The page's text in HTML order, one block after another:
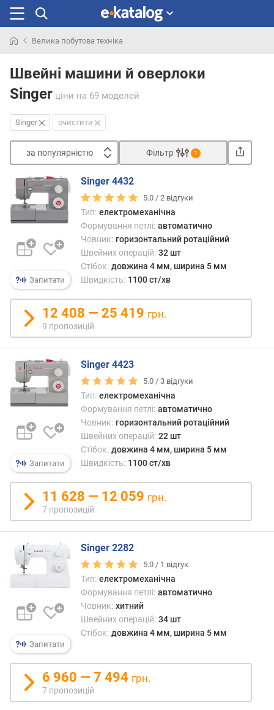
раніше
Велика побутова техніка
Швейні машини й оверлоки
Singer ціни на 69 моделей
Singer очистити
за популярністю
з
а
п
у
я
р
і
в
і
д
д
е
е
в
и
х
д
о
о
р
о
г
и
х
в
і
д
д
о
р
Фільтр 1
Запитати
Singer 4432
5.0 /2 відгуки
Тип: електромеханічна
Формування петлі: автоматично
Човник: горизонтальний ротаційний
Швейних операцій: 32 шт
Стібок: довжина 4 мм, ширина 5 мм
Швидкість: 1100 ст/хв
12 408 — 25 419 грн.
9 пропозицій
Запитати
Singer 4423
5.0 /3 відгуки
Тип: електромеханічна
Формування петлі: автоматично
Човник: горизонтальний ротаційний
Швейних операцій: 22 шт
Стібок: довжина 4 мм, ширина 5 мм
Швидкість: 1100 ст/хв
11 628 — 12 059 грн.
7 пропозицій
Запитати
Singer 2282
5.0 / 1 відгук
Тип: електромеханічна
Формування петлі: автоматично
Човник: хитний
Швейних операцій: 34 шт
Стібок: довжина 4 мм, ширина 5 мм
6 960 — 7 494 грн.
7 пропозицій